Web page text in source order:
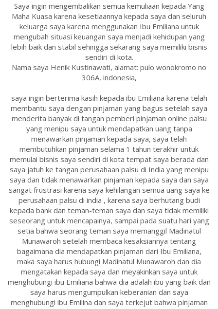
Saya ingin mengembalikan semua kemuliaan kepada Yang
Maha Kuasa karena kesetiaannya kepada saya dan seluruh
keluarga saya karena menggunakan Ibu Emiliana untuk
mengubah situasi keuangan saya menjadi kehidupan yang
lebih baik dan stabil sehingga sekarang saya memiliki bisnis
sendiri di kota.
Nama saya Henik Kustinawati, alamat: pulo wonokromo no
306A, indonesia,
saya ingin berterima kasih kepada ibu Emiliana karena telah
membantu saya dengan pinjaman yang bagus setelah saya
menderita banyak di tangan pemberi pinjaman online palsu
yang menipu saya untuk mendapatkan uang tanpa
menawarkan pinjaman kepada saya, saya telah
membutuhkan pinjaman selama 1 tahun terakhir untuk
memulai bisnis saya sendiri di kota tempat saya berada dan
saya jatuh ke tangan perusahaan palsu di India yang menipu
saya dan tidak menawarkan pinjaman kepada saya dan saya
sangat frustrasi karena saya kehilangan semua uang saya ke
perusahaan palsu di india , karena saya berhutang budi
kepada bank dan teman-teman saya dan saya tidak memiliki
seseorang untuk mencapainya, sampai pada suatu hari yang
setia bahwa seorang teman saya memanggil Madinatul
Munawaroh setelah membaca kesaksiannya tentang
bagaimana dia mendapatkan pinjaman dari Ibu Emiliana,
maka saya harus hubungi Madinatul Munawaroh dan dia
mengatakan kepada saya dan meyakinkan saya untuk
menghubungi ibu Emiliana bahwa dia adalah ibu yang baik dan
saya harus mengumpulkan keberanian dan saya
menghubungi ibu Emilina dan saya terkejut bahwa pinjaman